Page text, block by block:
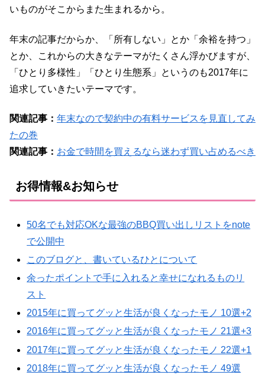
いものがそこからまた生まれるから。
年末の記事だからか、「所有しない」とか「余裕を持つ」
とか、これからの大きなテーマがたくさん浮かびますが、
「ひとり多様性」「ひとり生態系」というのも2017年に
追求していきたいテーマです。
関連記事： 年末なので契約中の有料サービスを見直してみ
たの巻
関連記事： お金で時間を買えるなら迷わず買い占めるべき
お得情報&お知らせ
50名でも対応OKな最強のBBQ買い出しリストをnote
で公開中
このブログと、書いているひとについて
余ったポイントで手に入れると幸せになれるものリ
スト
2015年に買ってグッと生活が良くなったモノ 10選+2
2016年に買ってグッと生活が良くなったモノ 21選+3
2017年に買ってグッと生活が良くなったモノ 22選+1
2018年に買ってグッと生活が良くなったモノ 49選